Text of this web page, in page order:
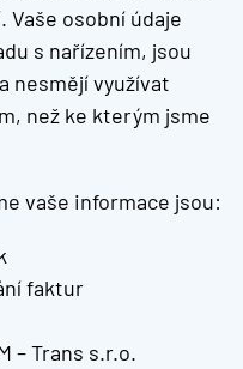
osobní údaje
s nařízením, jsou
nesmějí využívat
než ke kterým jsme
vaše informace jsou:
faktur
– Trans s.r.o.